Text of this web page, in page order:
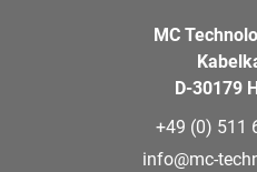
MC
D-30179
+49 (0) 511
info@mc-